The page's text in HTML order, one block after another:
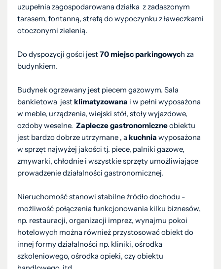
uzupełnia zagospodarowana działka z zadaszonym
tarasem, fontanną, strefą do wypoczynku z ławeczkami
otoczonymi zielenią.
Do dyspozycji gości jest70 miejsc parkingowych za
budynkiem.
Budynek ogrzewany jest piecem gazowym. Sala
bankietowa jestklimatyzowana i w pełni wyposażona
w meble, urządzenia, wiejski stół, stoły wyjazdowe,
ozdoby weselne. Zaplecze gastronomiczneobiektu
jest bardzo dobrze utrzymane , a kuchnia wyposażona
w sprzęt najwyżej jakości tj. piece, palniki gazowe,
zmywarki, chłodnie i wszystkie sprzęty umożliwiające
prowadzenie działalności gastronomicznej.
Nieruchomość stanowi stabilne źródło dochodu -
możliwość połączenia funkcjonowania kilku biznesów,
np. restauracji, organizacji imprez, wynajmu pokoi
hotelowych można również przystosować obiekt do
innej formy działalności np. kliniki, ośrodka
szkoleniowego, ośrodka opieki, czy obiektu